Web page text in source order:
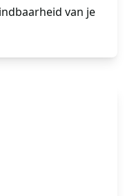
van je